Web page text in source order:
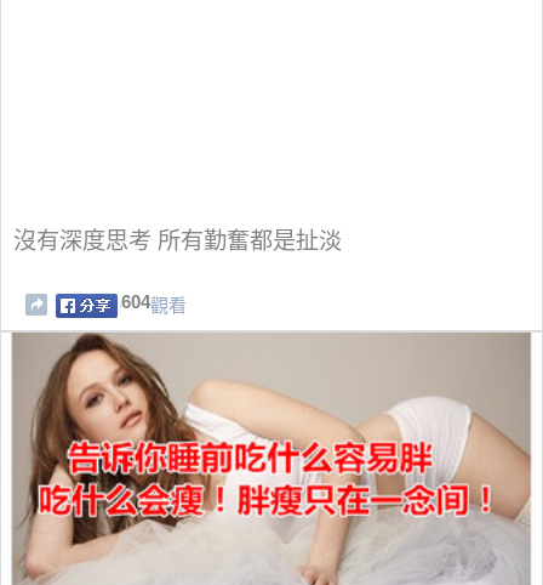
沒有深度思考 所有勤奮都是扯淡
604觀看